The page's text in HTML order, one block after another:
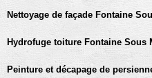
Nettoyage de façade Fontaine
Hydrofuge toiture Fontaine Sous
Peinture et décapage de